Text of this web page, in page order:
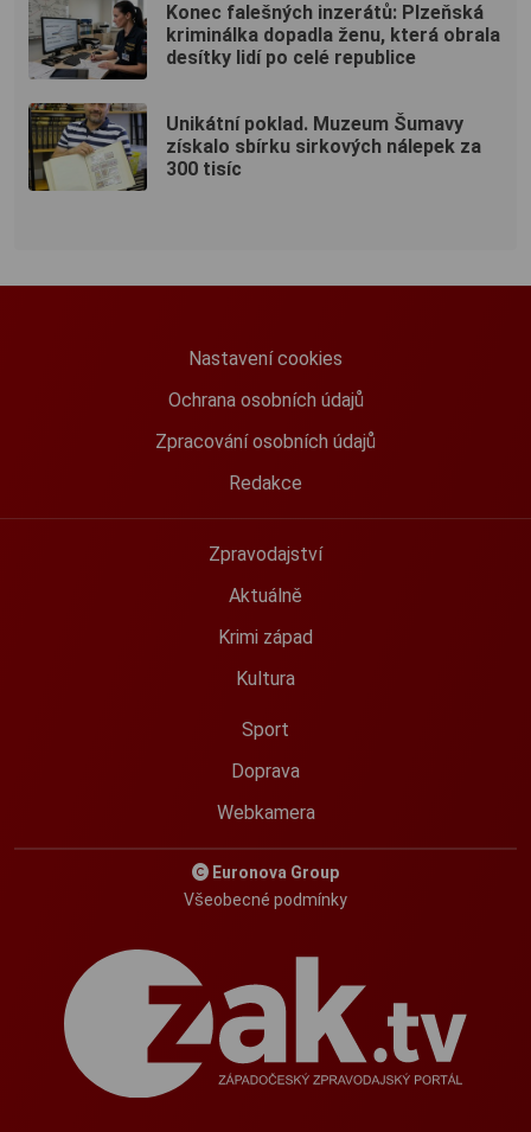
Konec falešných inzerátů: Plzeňská
kriminálka dopadla ženu, která obrala
desítky lidí po celé republice
Unikátní poklad. Muzeum Šumavy
získalo sbírku sirkových nálepek za
300 tisíc
Nastavení cookies
Ochrana osobních údajů
Zpracování osobních údajů
Redakce
Zpravodajství
Aktuálně
Krimi západ
Kultura
Sport
Doprava
Webkamera
Euronova Group
Všeobecné podmínky